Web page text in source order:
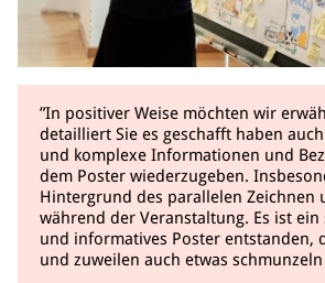
”In positiver Weise möchten wir
detailliert Sie es geschafft haben
und komplexe Informationen und
dem Poster wiederzugeben.
Hintergrund des parallelen Zeichnen
während der Veranstaltung. Es ist ein
und informatives Poster entstanden,
und zuweilen auch etwas schmunzeln